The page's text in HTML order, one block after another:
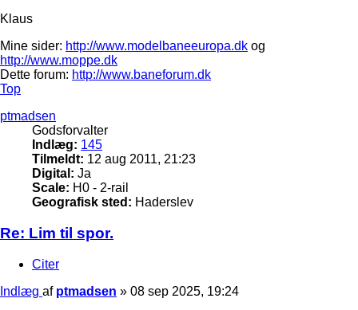
Klaus
Mine sider: http://www.modelbaneeuropa.dk og
http://www.moppe.dk
Dette forum: http://www.baneforum.dk
Top
ptmadsen
Godsforvalter
Indlæg: 145
Tilmeldt: 12 aug 2011, 21:23
Digital: Ja
Scale: H0 - 2-rail
Geografisk sted: Haderslev
Re: Lim til spor.
Citer
Indlæg af ptmadsen » 08 sep 2025, 19:24